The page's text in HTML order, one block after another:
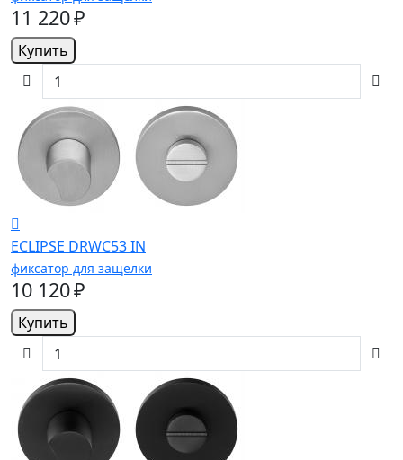
11 220 ₽
Купить
ECLIPSE DRWC53 IN
фиксатор для защелки
10 120 ₽
Купить